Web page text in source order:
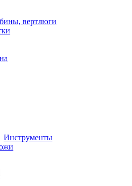
вертлюги
Инструменты